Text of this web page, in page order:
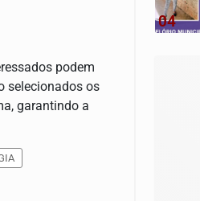
podem
selecionados os
garantindo a
04